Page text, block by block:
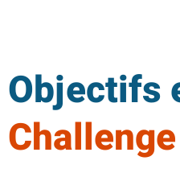
Objectifs
Challenge